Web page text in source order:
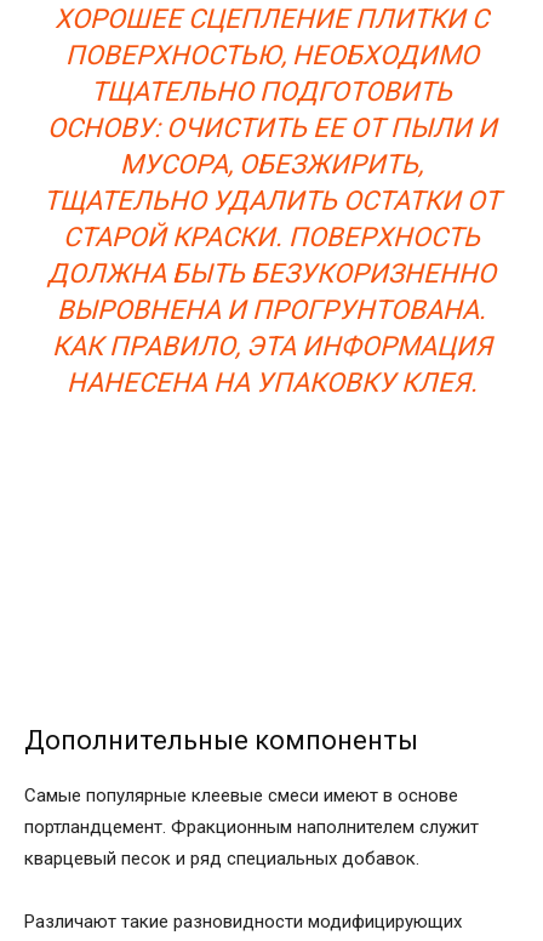
ХОРОШЕЕ СЦЕПЛЕНИЕ ПЛИТКИ С
ПОВЕРХНОСТЬЮ, НЕОБХОДИМО
ТЩАТЕЛЬНО ПОДГОТОВИТЬ
ОСНОВУ: ОЧИСТИТЬ ЕЕ ОТ ПЫЛИ И
МУСОРА, ОБЕЗЖИРИТЬ,
ТЩАТЕЛЬНО УДАЛИТЬ ОСТАТКИ ОТ
СТАРОЙ КРАСКИ. ПОВЕРХНОСТЬ
ДОЛЖНА БЫТЬ БЕЗУКОРИЗНЕННО
ВЫРОВНЕНА И ПРОГРУНТОВАНА.
КАК ПРАВИЛО, ЭТА ИНФОРМАЦИЯ
НАНЕСЕНА НА УПАКОВКУ КЛЕЯ.
Дополнительные компоненты
Самые популярные клеевые смеси имеют в основе
портландцемент. Фракционным наполнителем служит
кварцевый песок и ряд специальных добавок.
Различают такие разновидности модифицирующих